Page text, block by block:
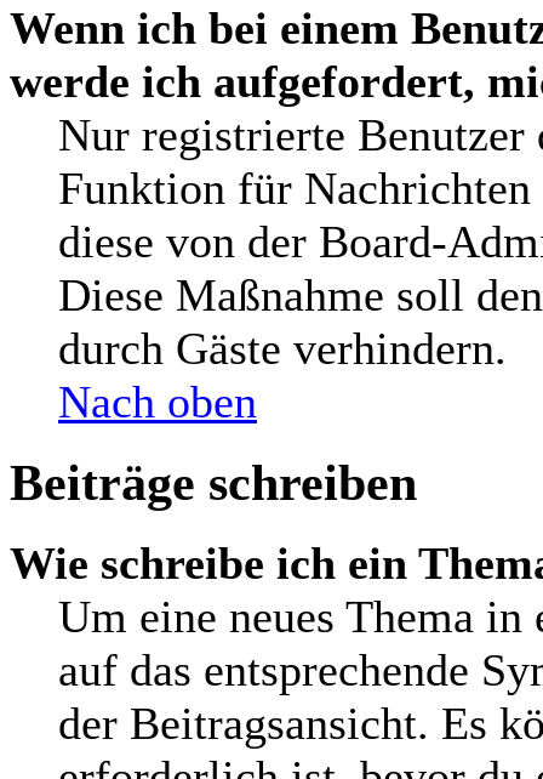
Wenn ich bei einem
werde ich aufgefordert,
Nur registrierte
Funktion für Nachrichten
diese von der Board-
Diese Maßnahme soll
durch Gäste verhindern.
Nach oben
Beiträge schreiben
Wie schreibe ich ein
Um eine neues Thema
auf das entsprechende
der Beitragsansicht. Es